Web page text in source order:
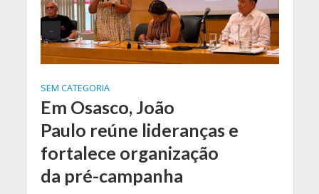
SEM CATEGORIA
Em Osasco, João
Paulo reúne lideranças e
fortalece organização
da pré-campanha